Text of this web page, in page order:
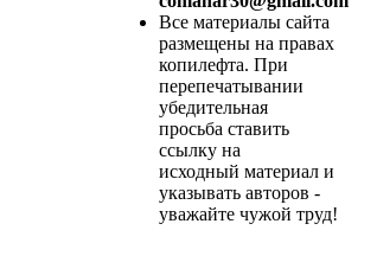
Все материалы сайта
размещены на правах
копилефта. При
перепечатывании
убедительная
просьба ставить
ссылку на
исходный материал и
указывать авторов -
уважайте чужой труд!